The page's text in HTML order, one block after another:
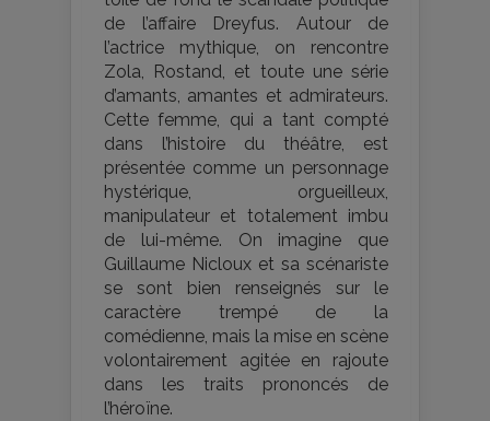
de l’affaire Dreyfus. Autour de
l’actrice mythique, on rencontre
Zola, Rostand, et toute une série
d’amants, amantes et admirateurs.
Cette femme, qui a tant compté
dans l’histoire du théâtre, est
présentée comme un personnage
hystérique, orgueilleux,
manipulateur et totalement imbu
de lui-même. On imagine que
Guillaume Nicloux et sa scénariste
se sont bien renseignés sur le
caractère trempé de la
comédienne, mais la mise en scène
volontairement agitée en rajoute
dans les traits prononcés de
l’héroïne.